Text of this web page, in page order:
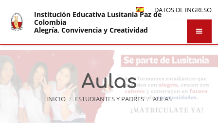
DATOS DE INGRESO
Institución Educativa Lusitania Paz de
Colombia
Alegría, Convivencia y Creatividad
Aulas
INICIO / ESTUDIANTES Y PADRES / AULAS